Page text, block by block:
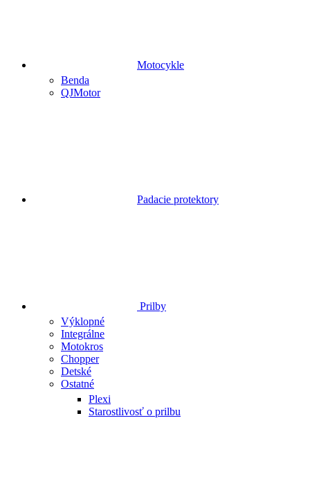
Motocykle
Benda
QJMotor
Padacie protektory
Prilby
Výklopné
Integrálne
Motokros
Chopper
Detské
Ostatné
Plexi
Starostlivosť o prilbu